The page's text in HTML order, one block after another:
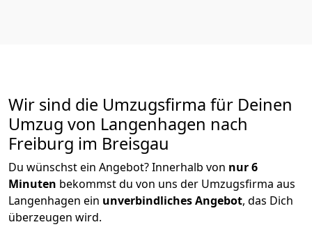
Wir sind die Umzugsfirma für Deinen
Umzug von Langenhagen nach
Freiburg im Breisgau
Du wünschst ein Angebot? Innerhalb von nur 6
Minuten bekommst du von uns der Umzugsfirma aus
Langenhagen ein unverbindliches Angebot, das Dich
überzeugen wird.